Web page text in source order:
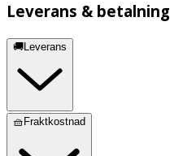
Leverans & betalning
🚚Leverans
🧺Fraktkostnad